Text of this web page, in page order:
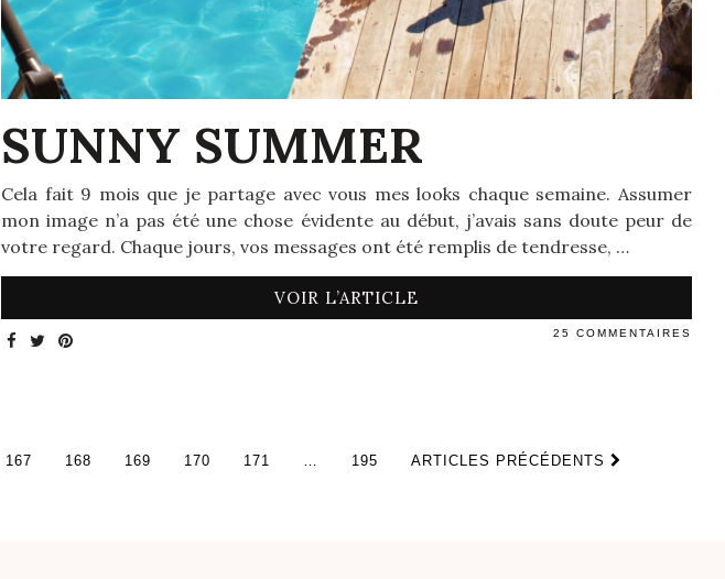
SUNNY SUMMER
Cela fait 9 mois que je partage avec vous mes looks chaque semaine. Assumer
mon image n’a pas été une chose évidente au début, j’avais sans doute peur de
votre regard. Chaque jours, vos messages ont été remplis de tendresse, …
VOIR L’ARTICLE
25 COMMENTAIRES
167 168 169 170 171 … 195 ARTICLES PRÉCÉDENTS